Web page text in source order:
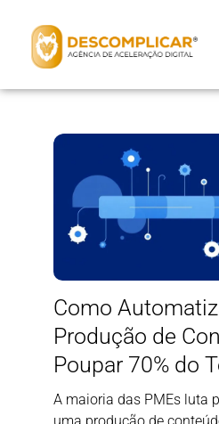
Como
Produção de
Poupar 70% do
A maioria das PMEs luta
uma produção de